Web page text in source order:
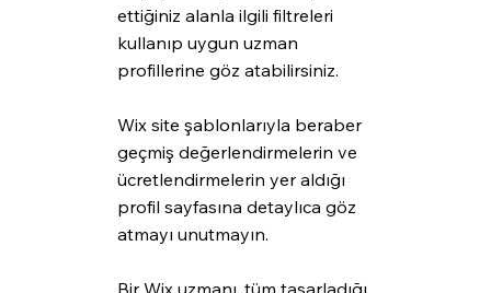
ettiğiniz alanla ilgili filtreleri
kullanıp uygun uzman
profillerine göz atabilirsiniz.
Wix site şablonlarıyla beraber
geçmiş değerlendirmelerin ve
ücretlendirmelerin yer aldığı
profil sayfasına detaylıca göz
atmayı unutmayın.
Bir Wix uzmanı, tüm tasarladığı